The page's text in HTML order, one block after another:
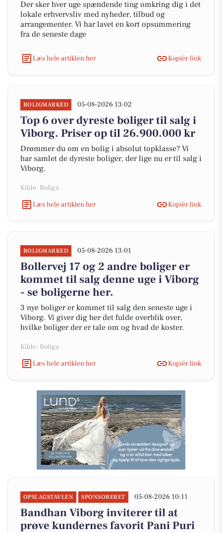
Der sker hver uge spændende ting omkring dig i det
lokale erhvervsliv med nyheder, tilbud og
arrangementer. Vi har lavet en kort opsummering
fra de seneste dage
Læs hele artiklen her Kopiér link
BOLIGMARKED 05-08-2026 13:02
Top 6 over dyreste boliger til salg i
Viborg. Priser op til 26.900.000 kr
Drømmer du om en bolig i absolut topklasse? Vi
har samlet de dyreste boliger, der lige nu er til salg i
Viborg.
Kilde: Boliga
Læs hele artiklen her
Kopiér link
BOLIGMARKED 05-08-2026 13:01
Bollervej 17 og 2 andre boliger er
kommet til salg denne uge i Viborg
- se boligerne her.
3 nye boliger er kommet til salg den seneste uge i
Viborg. Vi giver dig her det fulde overblik over,
hvilke boliger der er tale om og hvad de koster.
Kilde: Boliga
Læs hele artiklen her
Kopiér link
OPSLAGSTAVLEN SPONSORERET 05-08-2026 10:11
Bandhan Viborg inviterer til at
prøve kundernes favorit Pani Puri